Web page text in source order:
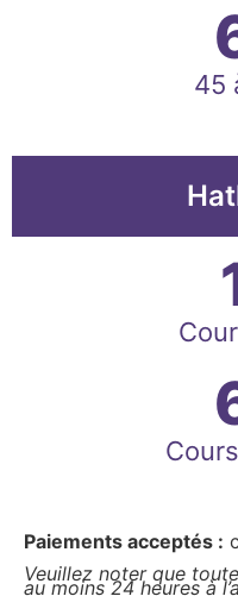
45
Paiements acceptés :
Veuillez noter que
au moins 24 heures à